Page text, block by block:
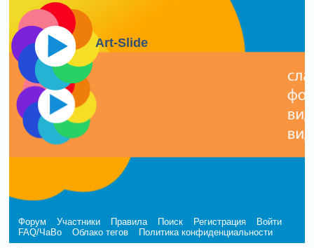
Art-Slide
Форум Участники Правила Поиск Регистрация
Войти
FAQ/ЧаВо
Облако тегов Политика конфиденциальности